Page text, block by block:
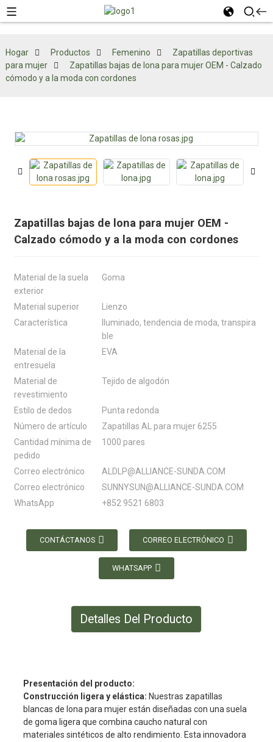
Hogar Productos Femenino
Zapatillas deportivas
para mujer
Zapatillas bajas de lona para mujer OEM - Calzado
cómodo y a la moda con cordones
Zapatillas bajas de lona para mujer OEM -
Calzado cómodo y a la moda con cordones
Material de la suela
exterior
Goma
Material superior
Lienzo
Característica
Iluminado, tendencia de moda, transpira
ble
Material de la
entresuela
EVA
Material de
revestimiento
Tejido de algodón
Estilo de dedos
Punta redonda
Número de artículo
Zapatillas AL para mujer 6255
Cantidad mínima de
pedido
1000 pares
Correo electrónico
ALDLP@ALLIANCE-SUNDA.COM
Correo electrónico
SUNNYSUN@ALLIANCE-SUNDA.COM
WhatsApp
+852 9521 6803
CONTÁCTANOS CORREO ELECTRÓNICO
WHATSAPP
Detalles Del Producto
Presentación del producto:
Construcción ligera y elástica: Nuestras zapatillas
blancas de lona para mujer están diseñadas con una suela
de goma ligera que combina caucho natural con
materiales sintéticos de alto rendimiento. Esta innovadora